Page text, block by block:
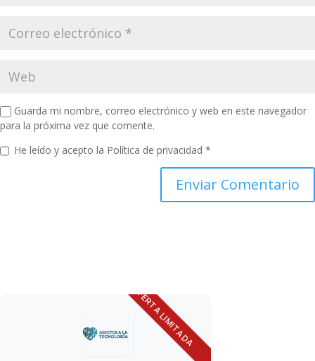
Guarda mi nombre, correo electrónico y web en este navegador
para la próxima vez que comente.
He leído y acepto la Política de privacidad *
OFERTA LIMITADA